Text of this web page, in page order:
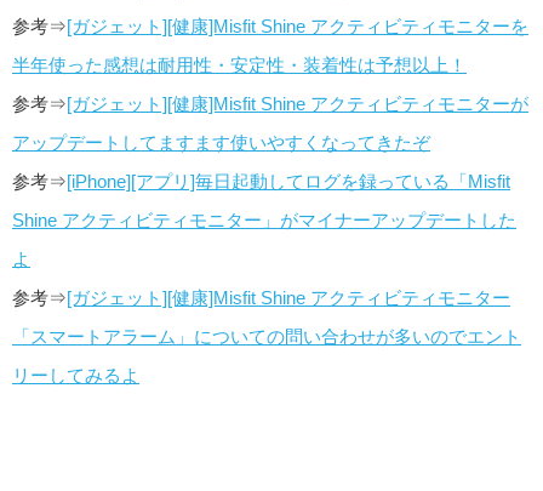
参考⇒[ガジェット][健康]Misfit Shine アクティビティモニターを
半年使った感想は耐用性・安定性・装着性は予想以上！
参考⇒[ガジェット][健康]Misfit Shine アクティビティモニターが
アップデートしてますます使いやすくなってきたぞ
参考⇒[iPhone][アプリ]毎日起動してログを録っている「Misfit
Shine アクティビティモニター」がマイナーアップデートした
よ
参考⇒[ガジェット][健康]Misfit Shine アクティビティモニター
「スマートアラーム」についての問い合わせが多いのでエント
リーしてみるよ